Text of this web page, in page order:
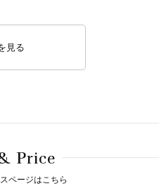
見る
Price
ページはこちら